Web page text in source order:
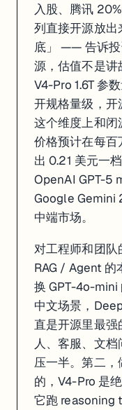
: 中国国家发改委
CNBC 04-27 独家报道：
为什么这件事比一笔普通
对从业者和企业的实操线
来源:CNBC·PYMNTS
入股、腾讯
列直接开源放
底」 —— 告诉投
源，估值不是讲
V4-Pro 1.6T 参
开规格量级，开
这个维度上和
价格预计在每
出 0.21 美元一
OpenAI GPT-5
Google Gemini
中端市场。
对工程师和团队
RAG / Agent 的
换 GPT-4o-
中文场景，
直是开源里最
人、客服、文
压一半。第二
的，V4-Pro 是
它跑 reasoning